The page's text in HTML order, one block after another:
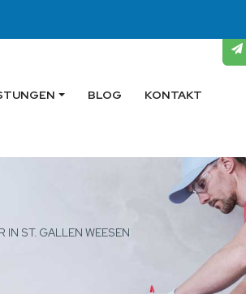
BLOG KONTAKT
IN ST. GALLEN WEESEN